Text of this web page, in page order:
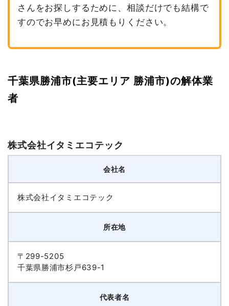
さんをお探しするために、相談だけでも結構で
すのでお早めにお見積もりください。
千葉県勝浦市(主要エリア 勝浦市)の解体業
者
株式会社イタミエコテック
会社名
株式会社イタミエコテック
所在地
〒299-5205
千葉県勝浦市杉戸639-1
代表者名